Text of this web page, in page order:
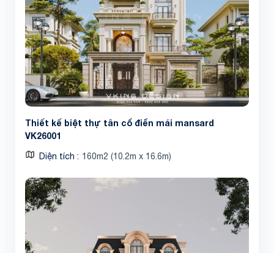
Thiết kế biệt thự tân cổ điển mái mansard
VK26001
Diện tích 160m2 (10.2m x 16.6m)